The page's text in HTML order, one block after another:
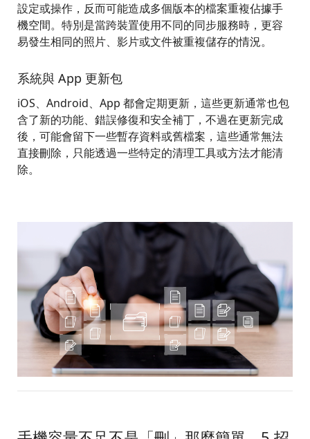
設定或操作，反而可能造成多個版本的檔案重複佔據手
機空間。特別是當跨裝置使用不同的同步服務時，更容
易發生相同的照片、影片或文件被重複儲存的情況。
系統與 App 更新包
iOS、Android、App 都會定期更新，這些更新通常也包
含了新的功能、錯誤修復和安全補丁，不過在更新完成
後，可能會留下一些暫存資料或舊檔案，這些通常無法
直接刪除，只能透過一些特定的清理工具或方法才能清
除。